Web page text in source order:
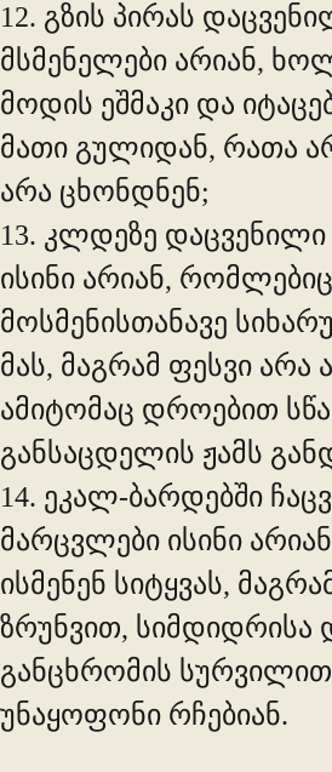
12. გზის პირას
მსმენელები არიან,
მოდის ეშმაკი და
მათი გულიდან, რათა
არა ცხონდნენ;
13. კლდეზე
ისინი არიან,
მოსმენისთანავე
მას, მაგრამ ფესვი არა
ამიტომაც დროებით
განსაცდელის ჟამს
14. ეკალ-ბარდებში
მარცვლები ისინი
ისმენენ სიტყვას,
ზრუნვით, სიმდიდრისა
განცხრომის
უნაყოფონი რჩებიან.